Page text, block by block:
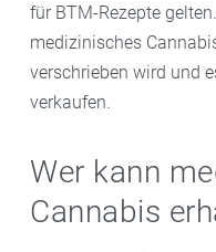
für BTM-Rezepte
medizinisches
verschrieben wird und
verkaufen.
Wer kann
Cannabis